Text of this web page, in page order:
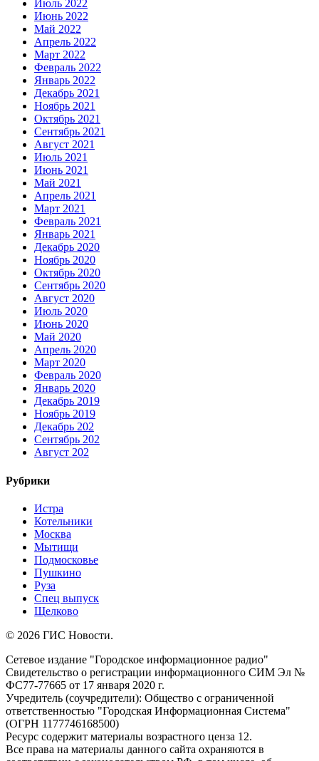
Июль 2022
Июнь 2022
Май 2022
Апрель 2022
Март 2022
Февраль 2022
Январь 2022
Декабрь 2021
Ноябрь 2021
Октябрь 2021
Сентябрь 2021
Август 2021
Июль 2021
Июнь 2021
Май 2021
Апрель 2021
Март 2021
Февраль 2021
Январь 2021
Декабрь 2020
Ноябрь 2020
Октябрь 2020
Сентябрь 2020
Август 2020
Июль 2020
Июнь 2020
Май 2020
Апрель 2020
Март 2020
Февраль 2020
Январь 2020
Декабрь 2019
Ноябрь 2019
Декабрь 202
Сентябрь 202
Август 202
Рубрики
Истра
Котельники
Москва
Мытищи
Подмосковье
Пушкино
Руза
Спец выпуск
Щелково
© 2026 ГИС Новости.
Сетевое издание "Городское информационное радио"
Свидетельство о регистрации информационного СИМ Эл №
ФС77-77665 от 17 января 2020 г.
Учредитель (соучредители): Общество с ограниченной
ответственностью "Городская Информационная Система"
(ОГРН 1177746168500)
Ресурс содержит материалы возрастного ценза 12.
Все права на материалы данного сайта охраняются в